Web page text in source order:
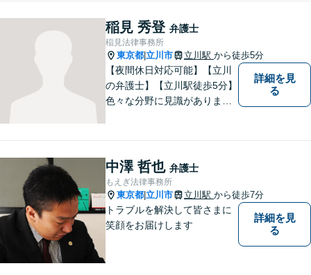
丁寧で暖かいリーガルサービ
スを提供いたします【秘密厳
守】【完全個室】【立川駅3
分】
稲見 秀登 弁護士
稲見法律事務所
東京都 立川市 立川駅 から徒歩5分
【夜間休日対応可能】【立川
の弁護士】【立川駅徒歩5分】
色々な分野に見識がありま
詳細を見
る
中澤 哲也 弁護士
もえぎ法律事務所
東京都 立川市 立川駅 から徒歩7分
トラブルを解決して皆さまに
笑顔をお届けします
詳細を見
る